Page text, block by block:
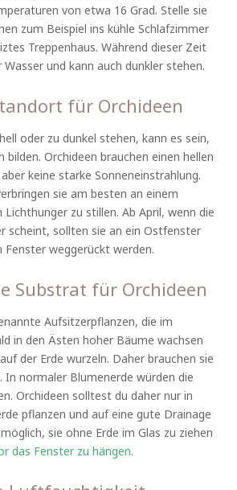
von etwa 16 Grad. Stelle sie
zum Beispiel ins kühle Schlafzimmer
Treppenhaus. Während dieser Zeit
und kann auch dunkler stehen.
für Orchideen
oder zu dunkel stehen, kann es sein,
bilden. Orchideen brauchen einen hellen
keine starke Sonneneinstrahlung.
sie am besten an einem
Lichthunger zu stillen. Ab April, wenn die
scheint, sollten sie an ein Ostfenster
weggerückt werden.
Substrat für Orchideen
Aufsitzerpflanzen, die im
in den Ästen hoher Bäume wachsen
der Erde wurzeln. Daher brauchen sie
In normaler Blumenerde würden die
Orchideen solltest du daher nur in
pflanzen und auf eine gute Drainage
sie ohne Erde im Glas zu ziehen
das Fenster zu hängen.